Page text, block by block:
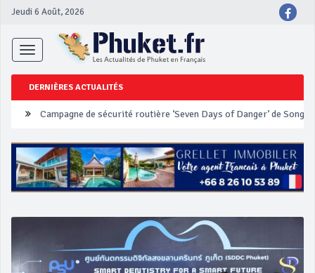
Jeudi 6 Août, 2026
Toggle
navigation
DERNIÈRES ACTUALITÉS
Un touriste français blessé en se faisant arracher son collier en
Phuket Peranakan Festival
‘Phuket Eye’ assurera la sécurité pendant Songkran
Campagne de sécurité routière ‘Seven Days of Danger’ de